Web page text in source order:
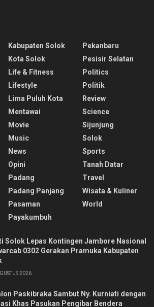
Kabupaten Solok
Kota Solok
Life & Fitness
Lifestyle
Lima Puluh Kota
Mentawai
Movie
Music
News
Opini
Padang
Padang Panjang
Pasaman
Payakumbuh
Pekanbaru
Pesisir Selatan
Politics
Politik
Review
Science
Sijunjung
Solok
Sports
Tanah Datar
Travel
Wisata & Kuliner
World
Solok Lepas Kontingen Jambore Nasional
0302 Gerakan Pramuka Kabupaten
2026
Paskibraka Sambut Ny. Kurniati dengan
Khas Pasukan Pengibar Bendera